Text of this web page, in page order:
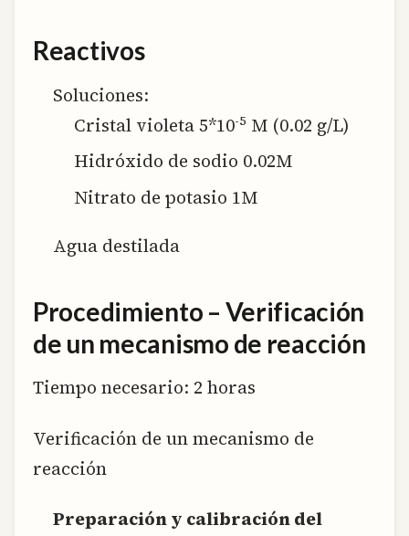
Reactivos
Soluciones:
Cristal violeta 5*10-5 M (0.02 g/L)
Hidróxido de sodio 0.02M
Nitrato de potasio 1M
Agua destilada
Procedimiento – Verificación
de un mecanismo de reacción
Tiempo necesario: 2 horas
Verificación de un mecanismo de
reacción
Preparación y calibración del